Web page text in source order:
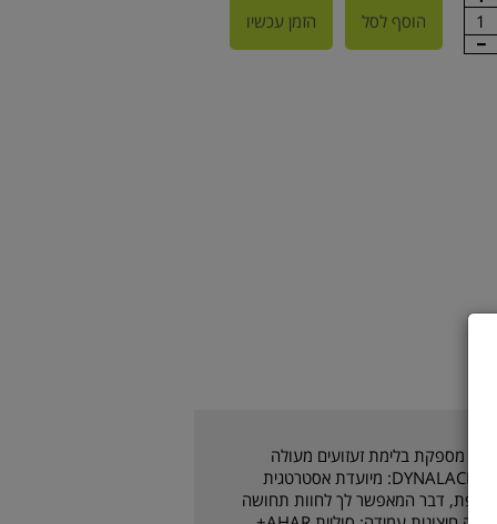
1 הוסף לסל הזמן עכשיו
מספקת בלימת זעזועים מעולה
ומפחיתה את העומס על המפרקים. טכנולוגיית DYNALACING: מיועדת אסטרטגית
דבר המאפשר לך לחוות תחושה